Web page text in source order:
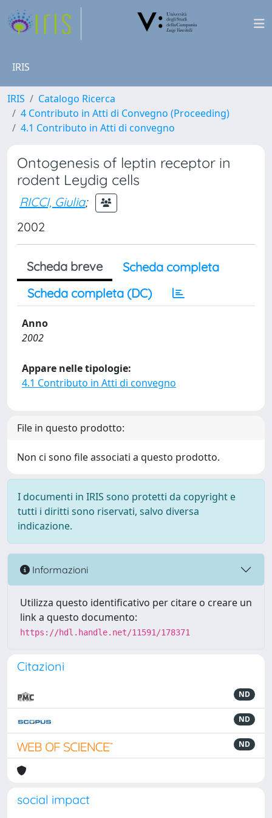
IRIS
IRIS
Catalogo Ricerca
4 Contributo in Atti di Convegno (Proceeding)
4.1 Contributo in Atti di convegno
Ontogenesis of leptin receptor in
rodent Leydig cells
RICCI, Giulia;
2002
Scheda breve
Scheda completa
Scheda completa (DC)
Anno
2002
Appare nelle tipologie:
4.1 Contributo in Atti di convegno
File in questo prodotto:
Non ci sono file associati a questo prodotto.
I documenti in IRIS sono protetti da copyright e
tutti i diritti sono riservati, salvo diversa
indicazione.
Informazioni
Utilizza questo identificativo per citare o creare un
link a questo documento:
https://hdl.handle.net/11591/178371
Citazioni
ND
ND
ND
social impact